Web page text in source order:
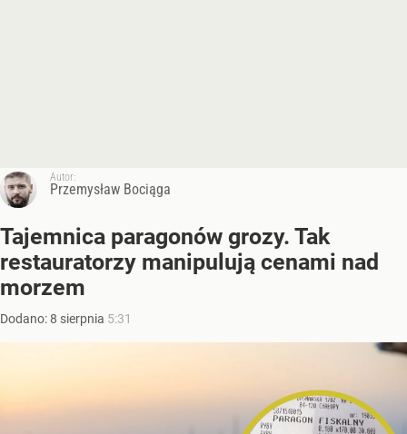
Autor:
Przemysław Bociąga
Tajemnica paragonów grozy. Tak
restauratorzy manipulują cenami nad
morzem
Dodano:8 sierpnia 5:31